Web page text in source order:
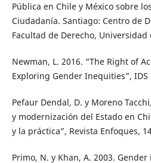
Pública en Chile y México sobre
Ciudadanía. Santiago: Centro de
Facultad de Derecho, Universidad
Newman, L. 2016. “The Right of
Exploring Gender Inequities”,
Pefaur Dendal, D. y Moreno
y modernización del Estado en
y la práctica”, Revista Enfoques,
Primo, N. y Khan, A. 2003.